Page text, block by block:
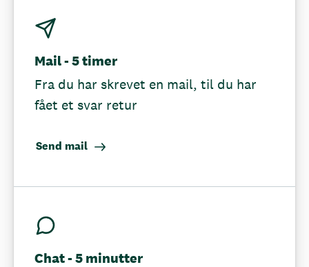
Mail - 5 timer
Fra du har skrevet en mail, til du har
fået et svar retur
Send mail
Chat - 5 minutter